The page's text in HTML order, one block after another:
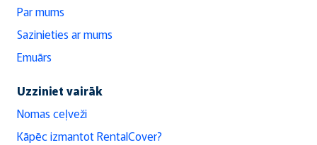
Par mums
Sazinieties ar mums
Emuārs
Uzziniet vairāk
Nomas ceļveži
Kāpēc izmantot RentalCover?